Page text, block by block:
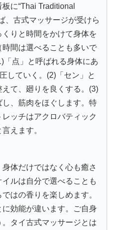
に“Thai Traditional
、古式マッサージが受けら
りと時間をかけて身体を
間は選べることも多いで
「点」と呼ばれる身体にあ
していく。(2)「セン」と
て、廻りを良くする。(3)
し、筋肉をほぐします。特
ッチはアクロバティック
えます。
体だけではなく心も癒さ
ルは自分で選べることも
はの香りを楽しめます。
効能が違います。ご自身
タイ古式マッサージとは